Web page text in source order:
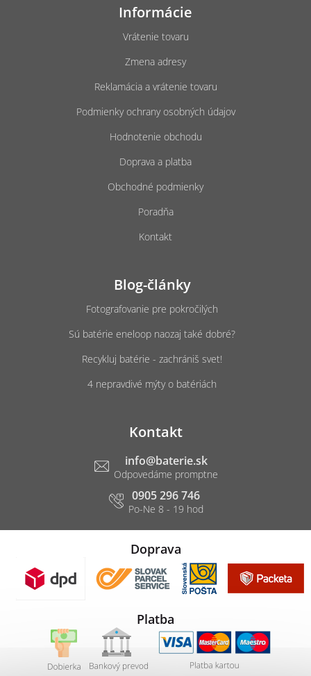
Informácie
Vrátenie tovaru
Zmena adresy
Reklamácia a vrátenie tovaru
Podmienky ochrany osobných údajov
Hodnotenie obchodu
Doprava a platba
Obchodné podmienky
Poradňa
Kontakt
Blog-články
Fotografovanie pre pokročilých
Sú batérie eneloop naozaj také dobré?
Recykluj batérie - zachrániš svet!
4 nepravdivé mýty o batériách
Kontakt
info@baterie.sk
0905 296 746
Doprava
Platba